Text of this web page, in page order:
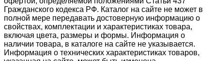
Гражданского кодекса РФ. Каталог на сайте не может в
полной мере передавать достоверную информацию о
свойствах, комплектации и характеристиках товара,
включая цвета, размеры и формы. Информация о
наличии товара, в каталоге на сайте не указывается.
Информация о технических характеристиках товаров,